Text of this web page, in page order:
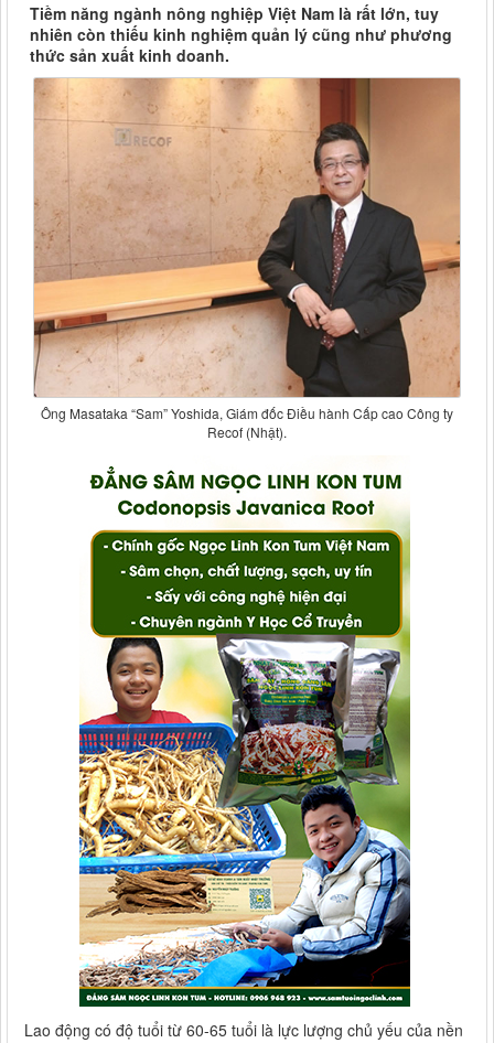
Tiềm năng ngành nông nghiệp Việt Nam là rất lớn, tuy
nhiên còn thiếu kinh nghiệm quản lý cũng như phương
thức sản xuất kinh doanh.
Ông Masataka “Sam” Yoshida, Giám đốc Ðiều hành Cấp cao Công ty
Recof (Nhật).
Lao động có độ tuổi từ 60-65 tuổi là lực lượng chủ yếu của nền